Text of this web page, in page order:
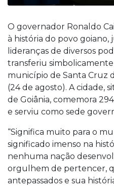
O governador Ronaldo
à história do povo
lideranças de diversos
transferiu
município de Santa Cruz
(24 de agosto). A cidade,
de Goiânia, comemora
e serviu como sede
“Significa muito para o
significado imenso na
nenhuma nação
orgulhem de pertencer,
antepassados ​​e sua